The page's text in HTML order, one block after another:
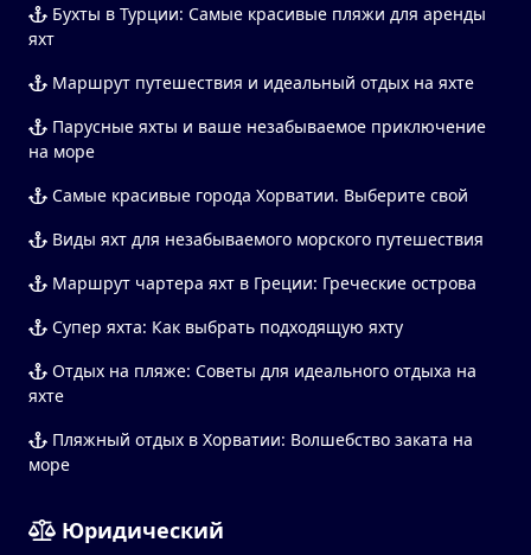
Бухты в Турции: Самые красивые пляжи для аренды
яхт
Маршрут путешествия и идеальный отдых на яхте
Парусные яхты и ваше незабываемое приключение
на море
Самые красивые города Хорватии. Выберите свой
Виды яхт для незабываемого морского путешествия
Маршрут чартера яхт в Греции: Греческие острова
Супер яхта: Как выбрать подходящую яхту
Отдых на пляже: Советы для идеального отдыха на
яхте
Пляжный отдых в Хорватии: Волшебство заката на
море
Юридический